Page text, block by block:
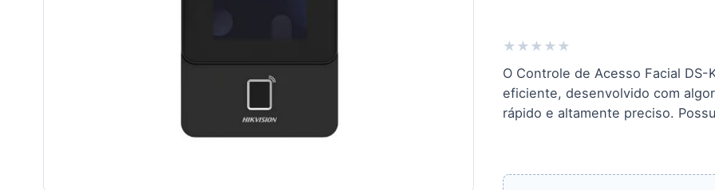
★ ★ ★ ★ ★
O Controle de Acesso Facial
eficiente, desenvolvido com
rápido e altamente preciso.